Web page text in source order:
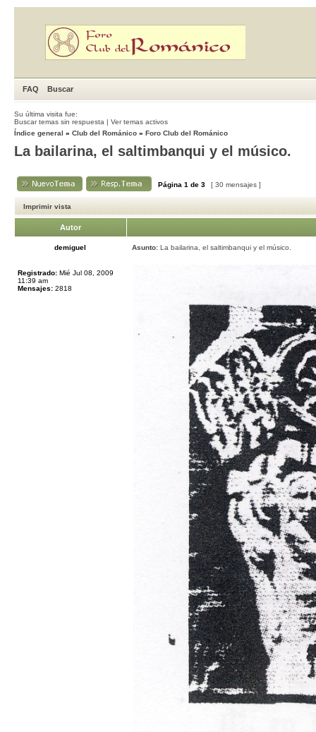
FAQ Buscar
Su última visita fue:
Buscar temas sin respuesta | Ver temas activos
Índice general » Club del Románico » Foro Club del Románico
La bailarina, el saltimbanqui y el músico.
Página 1 de 3 [ 30 mensajes ]
Imprimir vista
Autor
demiguel Asunto: La bailarina, el saltimbanqui y el músico.
Registrado: Mié Jul 08, 2009
11:39 am
Mensajes: 2818